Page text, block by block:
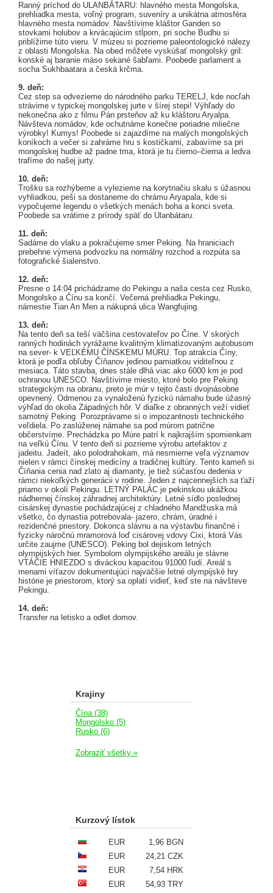
Ranný príchod do ULANBÁTARU: hlavného mesta Mongolska,
prehliadka mesta, voľný program, suveníry a unikátna atmosféra
hlavného mesta nomádov. Navštívime kláštor Ganden so
stovkami holubov a krvácajúcim stĺpom, pri soche Budhu si
priblížime túto vieru. V múzeu si pozrieme paleontologické nálezy
z oblasti Mongolska. Na obed môžete vyskúšať mongolský gril:
konské aj baranie mäso sekané šabľami. Poobede parlament a
socha Sukhbaatara a česká krčma.
9. deň:
Cez step sa odvezieme do národného parku TERELJ, kde nocľah
strávime v typickej mongolskej jurte v šírej stepi! Výhľady do
nekonečna ako z filmu Pán prsteňov až ku kláštoru Aryalpa.
Návšteva nomádov, kde ochutnáme konečne poriadne mliečne
výrobky! Kumys! Poobede si zajazdíme na malých mongolských
koníkoch a večer si zahráme hru s kostičkami, zabavíme sa pri
mongolskej hudbe až padne tma, ktorá je tu čierno–čierna a ledva
trafíme do našej jurty.
10. deň:
Trošku sa rozhýbeme a vylezieme na korytnačiu skalu s úžasnou
vyhliadkou, peši sa dostaneme do chrámu Aryapala, kde si
vypočujeme legendu o všetkých menách boha a konci sveta.
Poobede sa vrátime z prírody späť do Ulanbátaru.
11. deň:
Sadáme do vlaku a pokračujeme smer Peking. Na hraniciach
prebehne výmena podvozku na normálny rozchod a rozpúta sa
fotografické šialenstvo.
12. deň:
Presne o 14:04 prichádzame do Pekingu a naša cesta cez Rusko,
Mongolsko a Čínu sa končí. Večerná prehliadka Pekingu,
námestie Tian An Men a nákupná ulica Wangfujing.
13. deň:
Na tento deň sa teší väčšina cestovateľov po Číne. V skorých
ranných hodinách vyrážame kvalitným klimatizovaným autobusom
na sever- k VEĽKÉMU ČÍNSKEMU MÚRU. Top atrakcia Číny,
ktorá je podľa obľuby Číňanov jedinou pamiatkou viditeľnou z
mesiaca. Táto stavba, dnes stále dlhá viac ako 6000 km je pod
ochranou UNESCO. Navštívime miesto, ktoré bolo pre Peking
strategickým na obranu, preto je múr v tejto časti dvojnásobne
opevnený. Odmenou za vynaloženú fyzickú námahu bude úžasný
výhľad do okolia Západných hôr. V diaľke z obranných veží vidieť
samotný Peking. Porozprávame si o impozantnosti technického
veľdiela. Po zaslúženej námahe sa pod múrom patrične
občerstvíme. Prechádzka po Múre patrí k najkrajším spomienkam
na veľkú Čínu. V tento deň si pozrieme výrobu artefaktov z
jadeitu. Jadeít, ako polodrahokam, má nesmierne veľa významov
nielen v rámci čínskej medicíny a tradičnej kultúry. Tento kameň si
Číňania cenia nad zlato aj diamanty, je tiež súčasťou dedenia v
rámci niekoľkých generácii v rodine. Jeden z najcennejších sa ťaží
priamo v okolí Pekingu. LETNÝ PALÁC je pekinskou ukážkou
nádhernej čínskej záhradnej architektúry. Letné sídlo poslednej
cisárskej dynastie pochádzajúcej z chladného Mandžuska má
všetko, čo dynastia potrebovala- jazero, chrám, úradné i
rezidenčné priestory. Dokonca slávnu a na výstavbu finančné i
fyzicky náročnú mramorová loď cisárovej vdovy Cixi, ktorá Vás
určite zaujme (UNESCO). Peking bol dejiskom letných
olympijských hier. Symbolom olympijského areálu je slávne
VTÁČIE HNIEZDO s diváckou kapacitou 91000 ľudí. Areál s
menami víťazov dokumentujúci najväčšie letné olympijské hry
histórie je priestorom, ktorý sa oplatí vidieť, keď ste na návšteve
Pekingu.
14. deň:
Transfer na letisko a odlet domov.
Krajiny
Čína (38)
Mongolsko (5)
Rusko (6)
Zobraziť všetky »
Kurzový lístok
EUR
1,96 BGN
EUR
24,21 CZK
EUR
7,54 HRK
EUR
54,93 TRY